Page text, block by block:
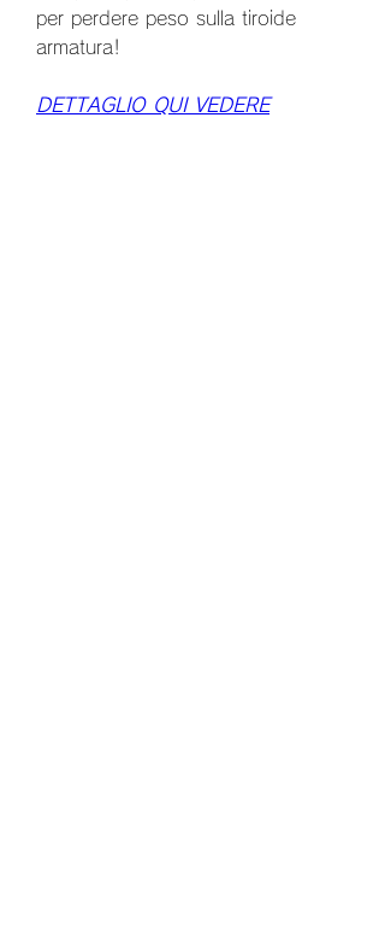
per perdere peso sulla tiroide
armatura!
DETTAGLIO QUI VEDERE